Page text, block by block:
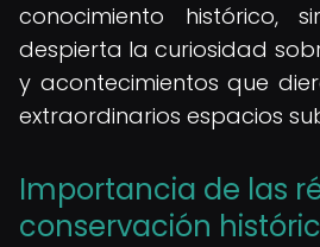
conocimiento histórico,
despierta la curiosidad
y acontecimientos que
extraordinarios espacios
Importancia de las
conservación